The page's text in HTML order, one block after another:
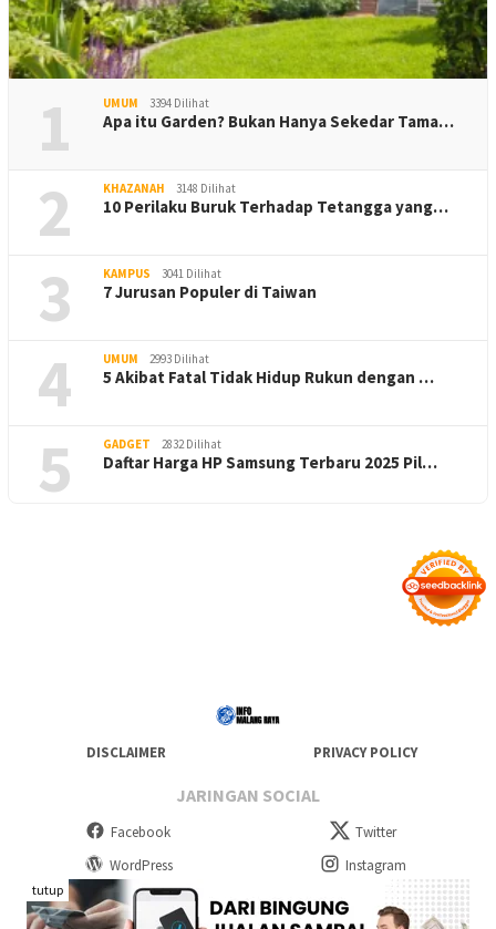
1 UMUM 3394 Dilihat
Apa itu Garden? Bukan Hanya Sekedar Tama…
2 KHAZANAH 3148 Dilihat
10 Perilaku Buruk Terhadap Tetangga yang…
3 KAMPUS 3041 Dilihat
7 Jurusan Populer di Taiwan
4 UMUM 2993 Dilihat
5 Akibat Fatal Tidak Hidup Rukun dengan …
5 GADGET 2832 Dilihat
Daftar Harga HP Samsung Terbaru 2025 Pil…
DISCLAIMER PRIVACY POLICY
JARINGAN SOCIAL
Facebook
Twitter
WordPress
Instagram
Telegram
tutup